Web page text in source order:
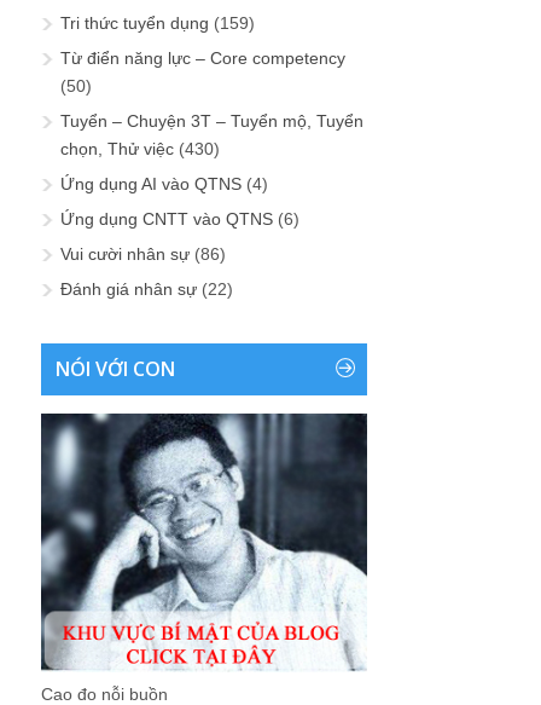
Tri thức tuyển dụng (159)
Từ điển năng lực – Core competency
(50)
Tuyển – Chuyện 3T – Tuyển mộ, Tuyển
chọn, Thử việc (430)
Ứng dụng AI vào QTNS (4)
Ứng dụng CNTT vào QTNS (6)
Vui cười nhân sự (86)
Đánh giá nhân sự (22)
NÓI VỚI CON
Cao đo nỗi buồn